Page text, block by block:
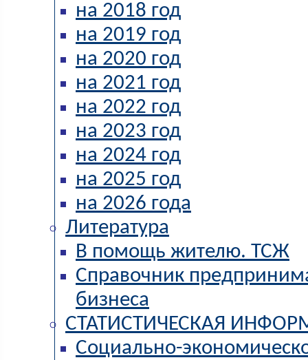
на 2018 год
на 2019 год
на 2020 год
на 2021 год
на 2022 год
на 2023 год
на 2024 год
на 2025 год
на 2026 года
Литература
В помощь жителю. ТСЖ
Справочник
бизнеса
СТАТИСТИЧЕСКАЯ
Социально-